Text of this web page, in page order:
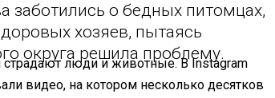
о бедных питомцах,
хозяев, пытаясь
округа решила проблему.
страдают люди и животные. В Instagram
видео, на котором несколько десятков